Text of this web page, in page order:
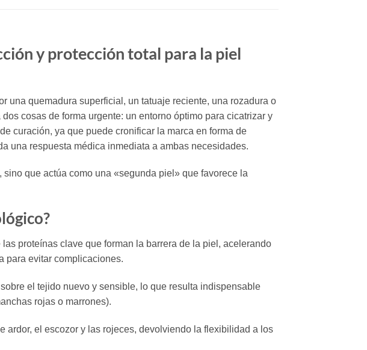
y protección total para la piel
quemadura superficial, un tatuaje reciente, una rozadura o
cosas de forma urgente: un entorno óptimo para cicatrizar y
curación, ya que puede cronificar la marca en forma de
una respuesta médica inmediata a ambas necesidades.
que actúa como una «segunda piel» que favorece la
proteínas clave que forman la barrera de la piel, acelerando
para evitar complicaciones.
el tejido nuevo y sensible, lo que resulta indispensable
rojas o marrones).
ardor, el escozor y las rojeces, devolviendo la flexibilidad a los